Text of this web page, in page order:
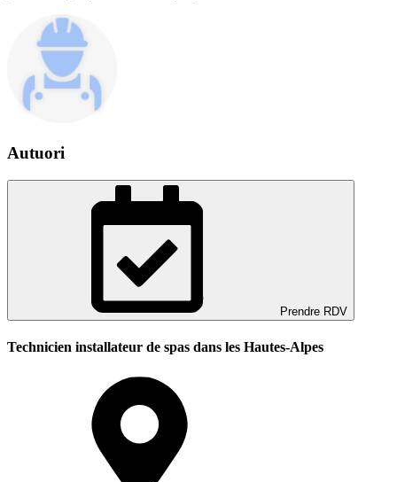
Autuori
Prendre RDV
Technicien installateur de spas dans les Hautes-Alpes